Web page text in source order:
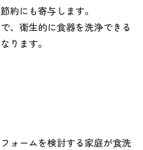
約にも寄与します。
、衛生的に食器を洗浄できる
ります。
ォームを検討する家庭が食洗